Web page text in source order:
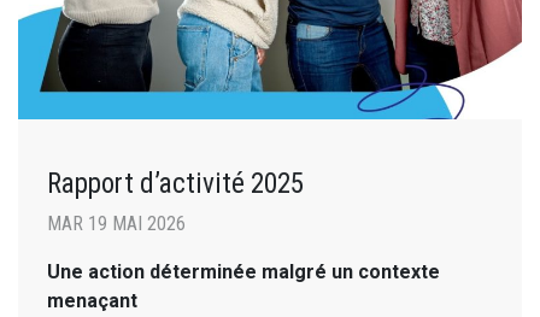
Rapport d’activité 2025
MAR 19 MAI 2026
Une action déterminée malgré un contexte
menaçant